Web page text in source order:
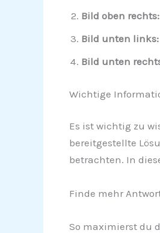
Bild oben rechts:
Bild unten links:
Bild unten
Wichtige
Es ist wichtig zu
bereitgestellte
betrachten. In
Finde mehr
So maximierst du